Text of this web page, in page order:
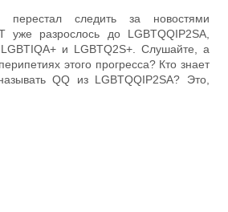
следить за новостями
уже разрослось до LGBTQQIP2SA,
и LGBTQ2S+. Слушайте, а
этого прогресса? Кто знает
QQ из LGBTQQIP2SA? Это,